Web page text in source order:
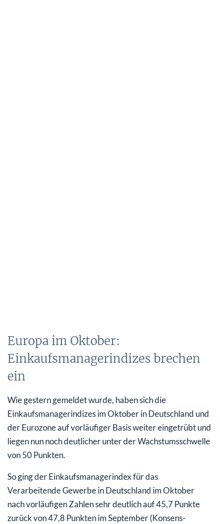
Europa im Oktober:
Einkaufsmanagerindizes brechen
ein
Wie gestern gemeldet wurde, haben sich die
Einkaufsmanagerindizes im Oktober in Deutschland und
der Eurozone auf vorläufiger Basis weiter eingetrübt und
liegen nun noch deutlicher unter der Wachstumsschwelle
von 50 Punkten.
So ging der Einkaufsmanagerindex für das
Verarbeitende Gewerbe in Deutschland im Oktober
nach vorläufigen Zahlen sehr deutlich auf 45,7 Punkte
zurück von 47,8 Punkten im September (Konsens-